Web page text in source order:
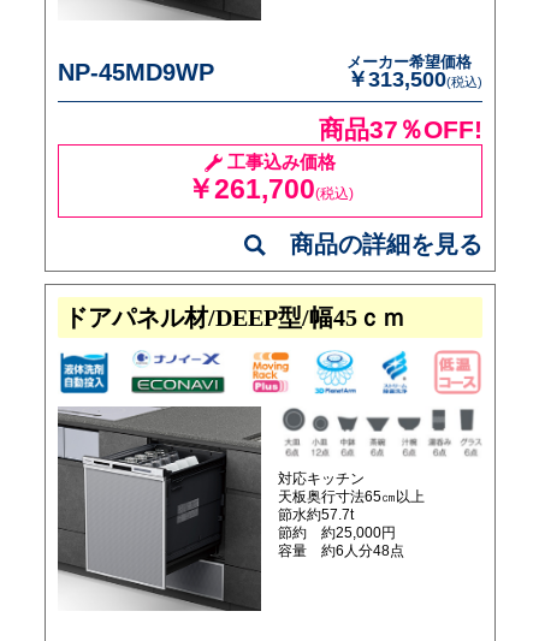
NP-45MD9WP メーカー希望価格
￥313,500(税込)
商品37％OFF!
工事込み価格
￥261,700(税込)
商品の詳細を見る
ドアパネル材/DEEP型/幅45ｃｍ
対応キッチン
天板奥行寸法65㎝以上
節水約57.7t
節約 約25,000円
容量 約6人分48点